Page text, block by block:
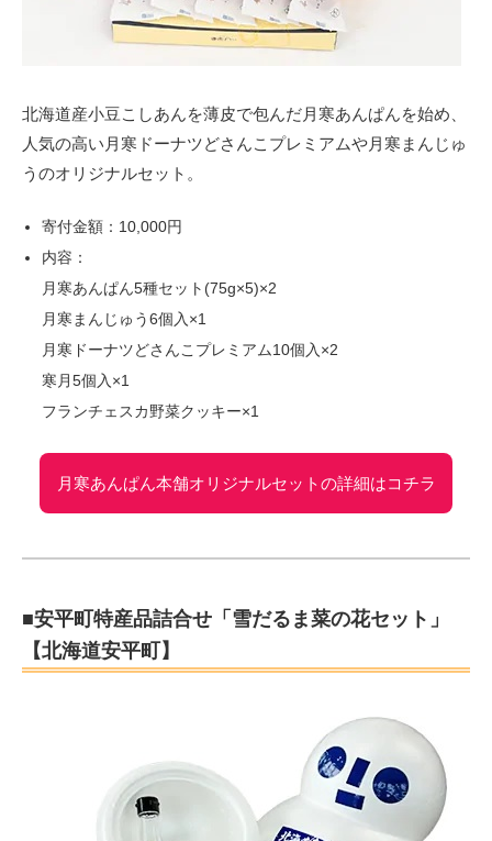
北海道産小豆こしあんを薄皮で包んだ月寒あんぱんを始め、
人気の高い月寒ドーナツどさんこプレミアムや月寒まんじゅ
うのオリジナルセット。
寄付金額：10,000円
内容：
月寒あんぱん5種セット(75g×5)×2
月寒まんじゅう6個入×1
月寒ドーナツどさんこプレミアム10個入×2
寒月5個入×1
フランチェスカ野菜クッキー×1
月寒あんぱん本舗オリジナルセットの詳細はコチラ
■安平町特産品詰合せ「雪だるま菜の花セット」
【北海道安平町】